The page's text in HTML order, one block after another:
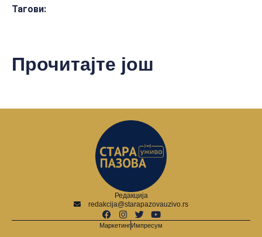
Тагови:
Прочитајте још
Редакција
redakcija@starapazovauzivo.rs
МаркетингИмпресум